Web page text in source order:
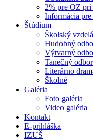
2% pre OZ
Informácia pre
Štúdium
Školský
Hudobný
Výtvarný
Tanečný odbor
Literárno
Školné
Galéria
Foto galéria
Video galéria
Kontakt
E-prihláška
IZUŠ